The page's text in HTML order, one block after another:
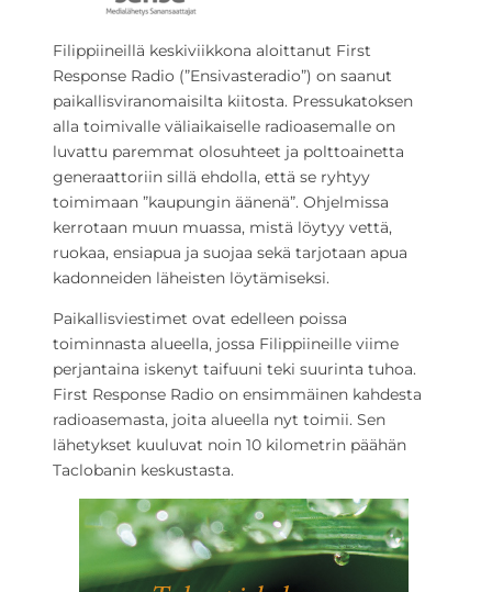
Filippiineillä keskiviikkona aloittanut First
Response Radio (”Ensivasteradio”) on saanut
paikallisviranomaisilta kiitosta. Pressukatoksen
alla toimivalle väliaikaiselle radioasemalle on
luvattu paremmat olosuhteet ja polttoainetta
generaattoriin sillä ehdolla, että se ryhtyy
toimimaan ”kaupungin äänenä”. Ohjelmissa
kerrotaan muun muassa, mistä löytyy vettä,
ruokaa, ensiapua ja suojaa sekä tarjotaan apua
kadonneiden läheisten löytämiseksi.
Paikallisviestimet ovat edelleen poissa
toiminnasta alueella, jossa Filippiineille viime
perjantaina iskenyt taifuuni teki suurinta tuhoa.
First Response Radio on ensimmäinen kahdesta
radioasemasta, joita alueella nyt toimii. Sen
lähetykset kuuluvat noin 10 kilometrin päähän
Taclobanin keskustasta.